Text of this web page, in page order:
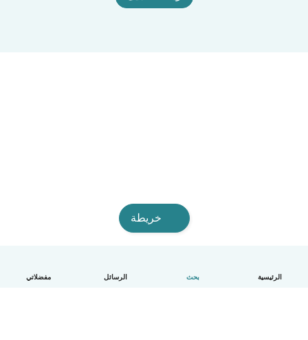
الرئيسية بحث الرسائل مفضلاتي
خريطة